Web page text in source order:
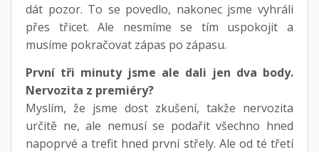
dát pozor. To se povedlo, nakonec jsme vyhráli
přes třicet. Ale nesmíme se tím uspokojit a
musíme pokračovat zápas po zápasu.
První tři minuty jsme ale dali jen dva body.
Nervozita z premiéry?
Myslím, že jsme dost zkušení, takže nervozita
určitě ne, ale nemusí se podařit všechno hned
napoprvé a trefit hned první střely. Ale od té třetí